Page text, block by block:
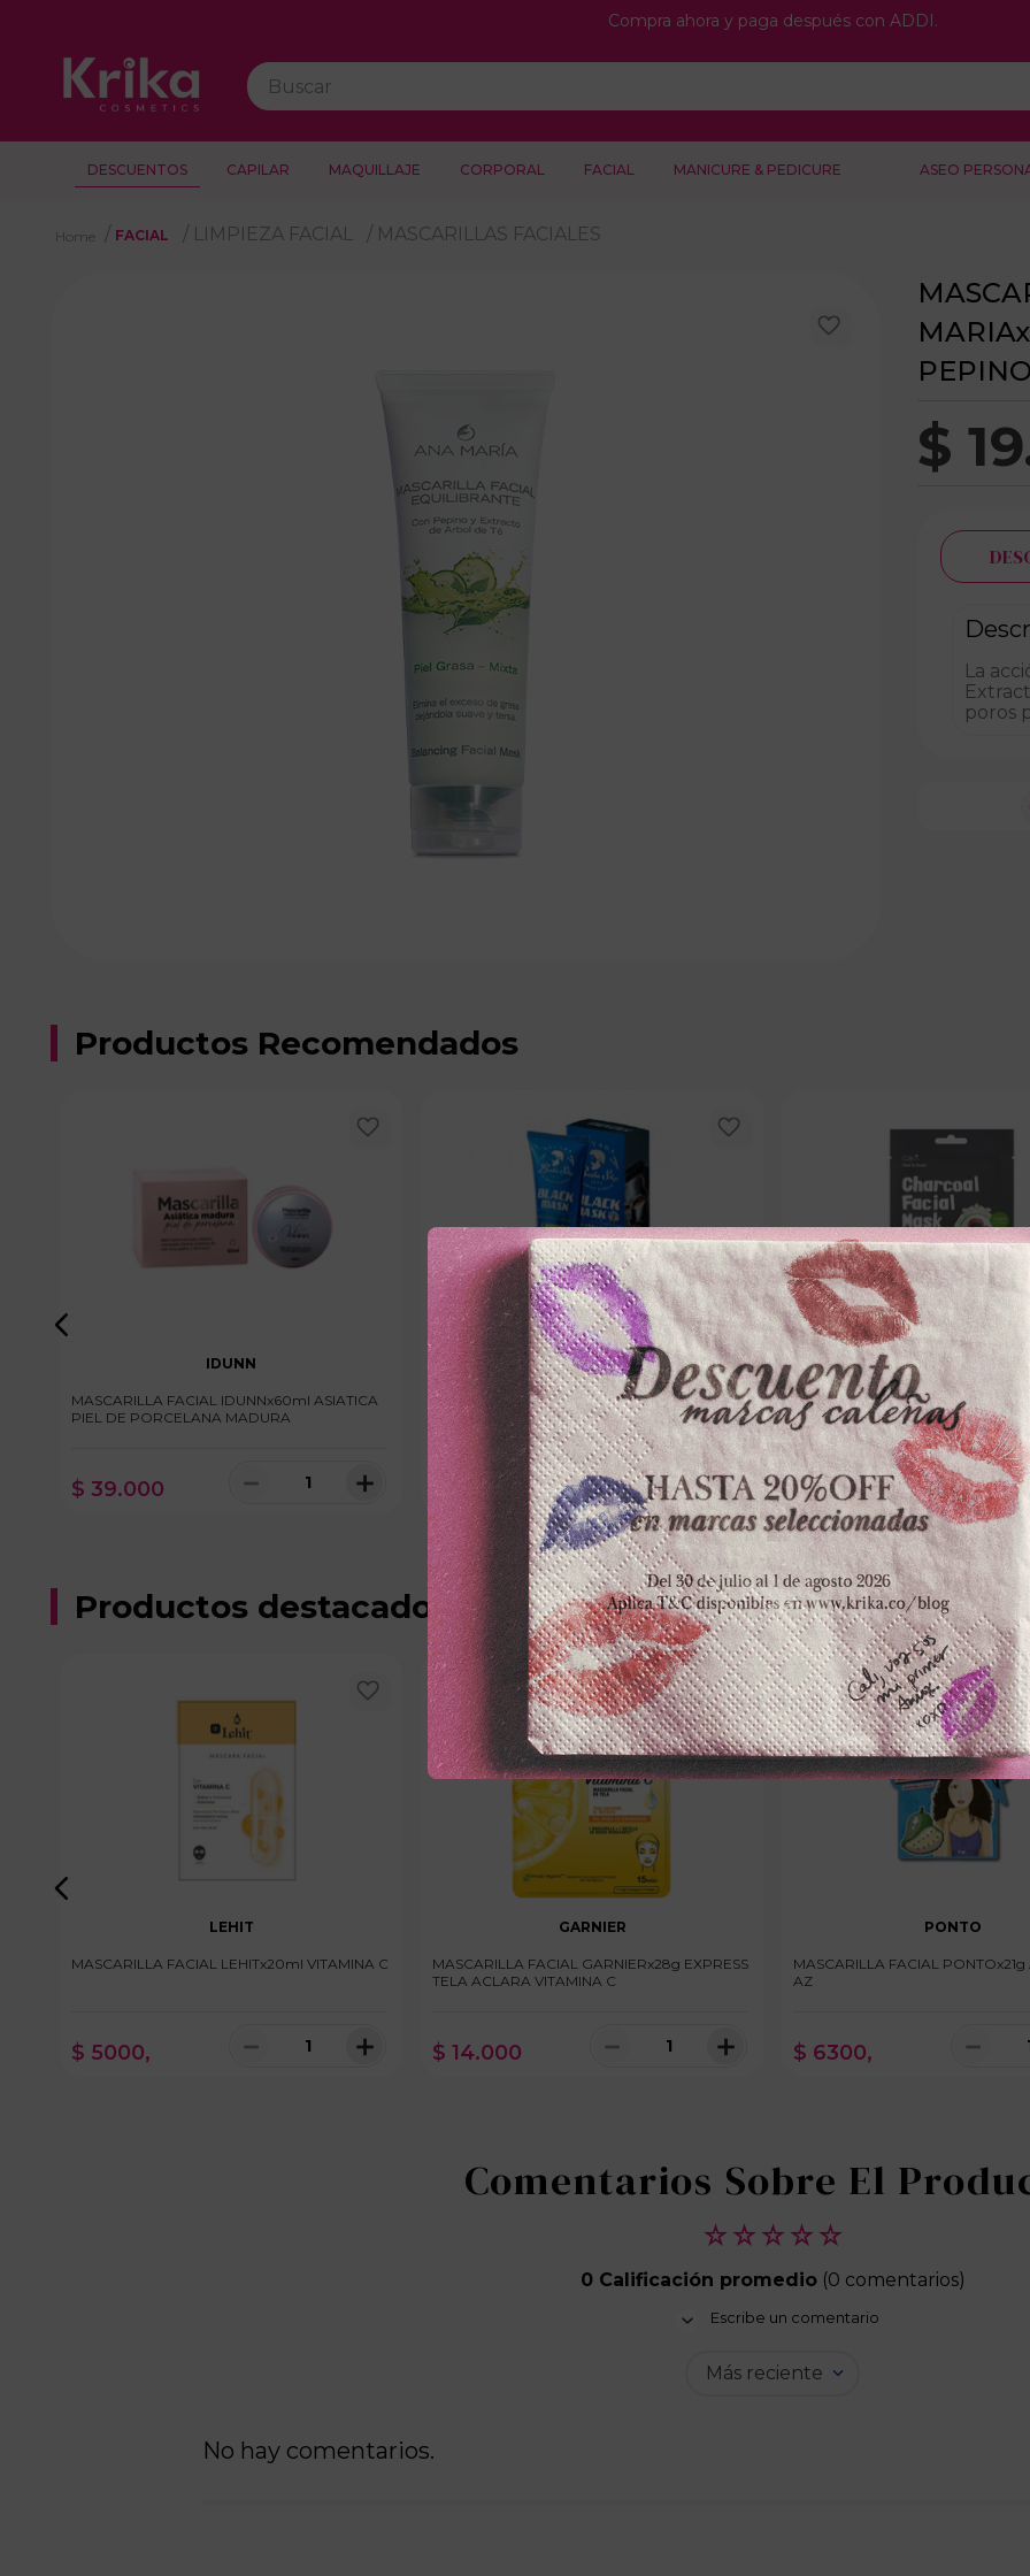
Compra ahora y paga después con ADDI.
Buscar
DESCUENTOS CAPILAR MAQUILLAJE CORPORAL FACIAL MANICURE & PEDICURE ASEO
FACIAL LIMPIEZA FACIAL MASCARILLAS FACIALES
PEPINO
$ 19
La
poros
Productos Recomendados
IDUNN
MASCARILLA FACIAL IDUNNx60ml ASIATICA
PIEL DE PORCELANA MADURA
$ 39.000 ＋
－
NEVADA
MASCARILLA FACIAL NEVADAx120g BARBE
SHOP CARBON PEEL OFF
$ 22 .200 ＋
－
100 disponibles
CETTUA
MASCARILLA FACIAL
$ 11.000 －
100
Productos destacados
LEHIT
MASCARILLA FACIAL LEHITx20ml VITAMINA C
$ 5000, ＋
－
GARNIER
MASCARILLA FACIAL GARNIERx28g EXPRESS
TELA ACLARA VITAMINA C
$ 14.000 ＋
－
PONTO
MASCARILLA FACIAL PONTOx21g
AZ
$ 6300, －
☆ ☆ ☆ ☆ ☆
0 Calificación promedio (0 comentarios)
Escribe un comentario
Más reciente
No hay comentarios.